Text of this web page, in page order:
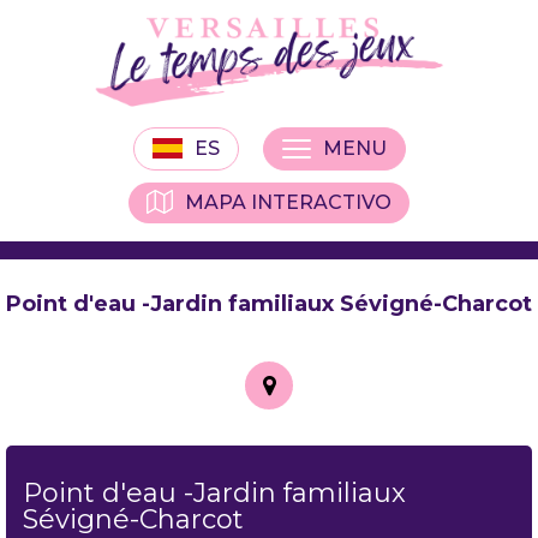
ES
MAPA INTERACTIVO
MENU
Point d'eau -Jardin familiaux Sévigné-Charcot
Point d'eau -Jardin familiaux
Sévigné-Charcot